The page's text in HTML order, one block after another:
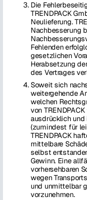
Die
TRENDPACK
Neulieferung.
Nachbesserung
Fehlenden
gesetzlichen
Herabsetzung
des Vertrages
Soweit sich
weitergehende
welchen
von
ausdrücklich
(zumindest für
TRENDPACK
mittelbare
selbst
Gewinn. Eine
vorhersehbaren
wegen
und unmittelbar
vorzunehmen.